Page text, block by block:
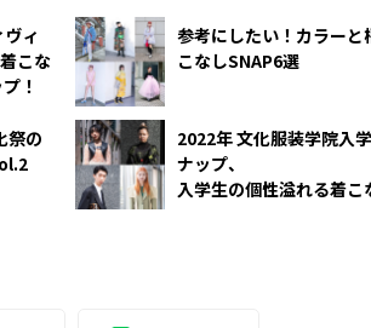
ィ
こな
！
参考にしたい！カラーと
こなしSNAP6選
祭の
2022年 文化服装学院入
ナップ、
入学生の個性溢れる着こ